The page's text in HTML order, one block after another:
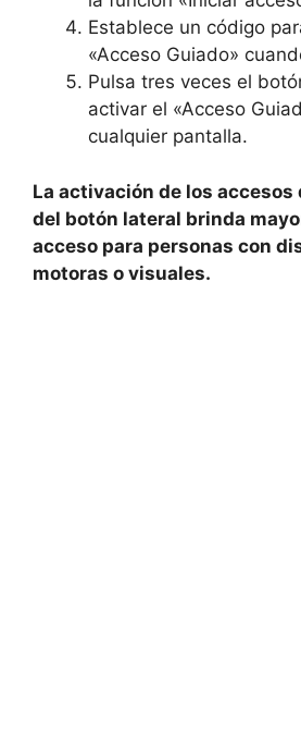
Establece un código
«Acceso⁣ Guiado»
Pulsa tres ⁣veces el
activar el «Acceso
cualquier pantalla.
La activación de los
del botón lateral⁣ brinda
⁢acceso para personas con
⁢motoras o‌ visuales.